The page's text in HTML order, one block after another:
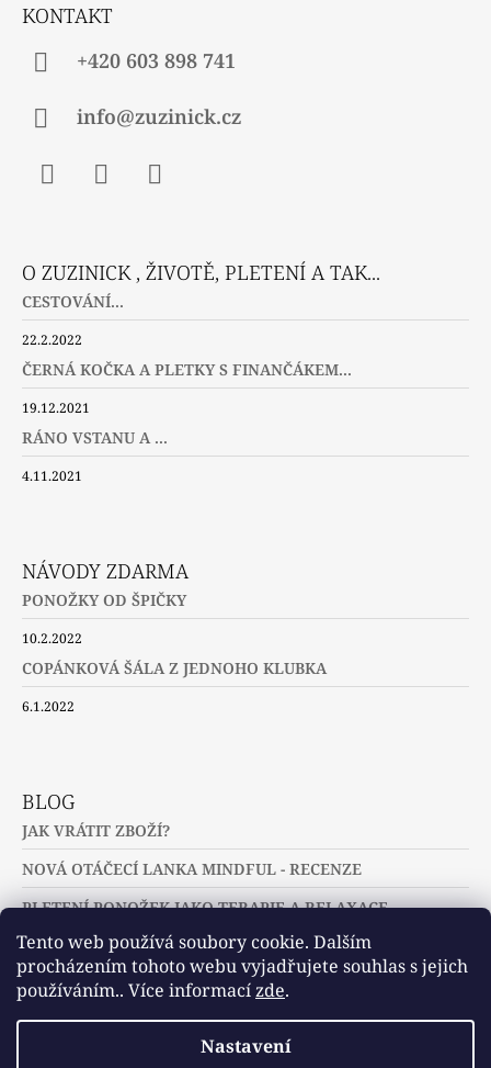
Tento web používá soubory cookie. Dalším
procházením tohoto webu vyjadřujete souhlas s jejich
používáním.. Více informacízde.
Nastavení
KONTAKT
+420 603 898 741
info@zuzinick.cz
O ZUZINICK , ŽIVOTĚ, PLETENÍ A TAK...
CESTOVÁNÍ...
22.2.2022
ČERNÁ KOČKA A PLETKY S FINANČÁKEM...
19.12.2021
RÁNO VSTANU A ...
4.11.2021
NÁVODY ZDARMA
PONOŽKY OD ŠPIČKY
10.2.2022
COPÁNKOVÁ ŠÁLA Z JEDNOHO KLUBKA
6.1.2022
BLOG
JAK VRÁTIT ZBOŽÍ?
NOVÁ OTÁČECÍ LANKA MINDFUL - RECENZE
PLETENÍ PONOŽEK JAKO TERAPIE A RELAXACE
Slovníček pojmů Často kladené dotazy